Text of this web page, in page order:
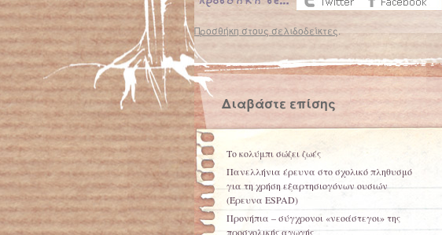
Προσθήκη στους σελιδοδείκτες.
Διαβάστε επίσης
Το κολύμπι σώζει ζωές
Πανελλήνια έρευνα στο σχολικό πληθυσμό
για τη χρήση εξαρτησιογόνων ουσιών
(Έρευνα ESPAD)
Προνήπια – σύγχρονοι «νεοάστεγοι» της
προσχολικής αγωγής